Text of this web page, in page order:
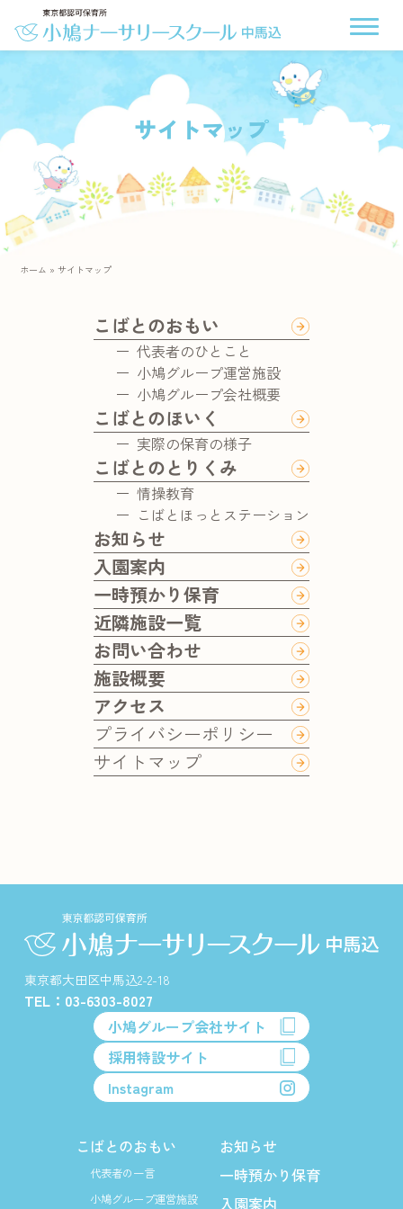
サイトマップ
ホーム »サイトマップ
こばとのおもい
代表者のひとこと
小鳩グループ運営施設
小鳩グループ会社概要
こばとのほいく
実際の保育の様子
こばとのとりくみ
情操教育
こばとほっとステーション
お知らせ
入園案内
一時預かり保育
近隣施設一覧
お問い合わせ
施設概要
アクセス
プライバシーポリシー
サイトマップ
東京都大田区中馬込2-2-18
TEL：03-6303-8027
小鳩グループ会社サイト
採用特設サイト
Instagram
こばとのおもい
代表者の一言
小鳩グループ運営施設
お知らせ
一時預かり保育
入園案内